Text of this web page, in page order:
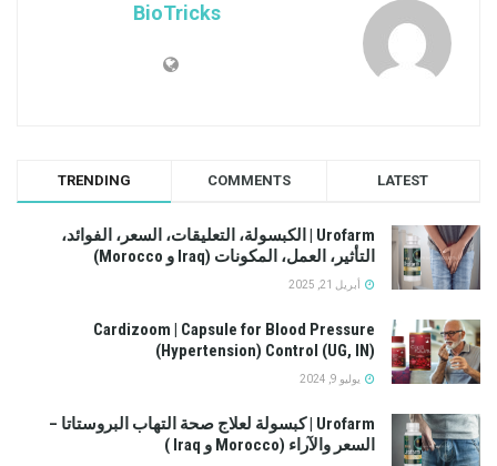
BioTricks
TRENDING COMMENTS LATEST
Urofarm | الكبسولة، التعليقات، السعر، الفوائد،
التأثير، العمل، المكونات (Iraq و Morocco)
أبريل 21, 2025
Cardizoom | Capsule for Blood Pressure
(Hypertension) Control (UG, IN)
يوليو 9, 2024
Urofarm | كبسولة لعلاج صحة التهاب البروستاتا –
السعر والآراء (Morocco و Iraq )